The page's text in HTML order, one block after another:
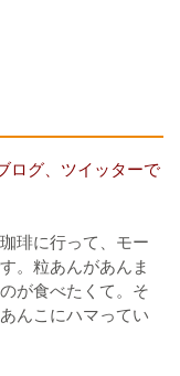
ログ、ツイッターで
琲に行って、モー
。粒あんがあんま
が食べたくて。そ
んこにハマってい